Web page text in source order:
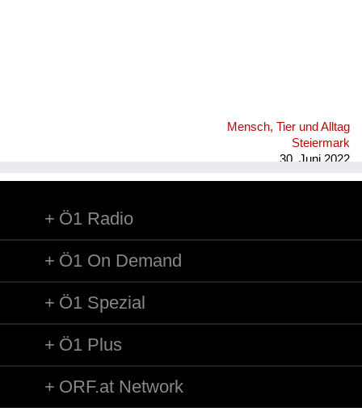
Mensch, Tier und Alltag
Steiermark
30. Juni 2022
Ö1 Radio
Ö1 On Demand
Ö1 Spezial
Ö1 Plus
ORF.at Network